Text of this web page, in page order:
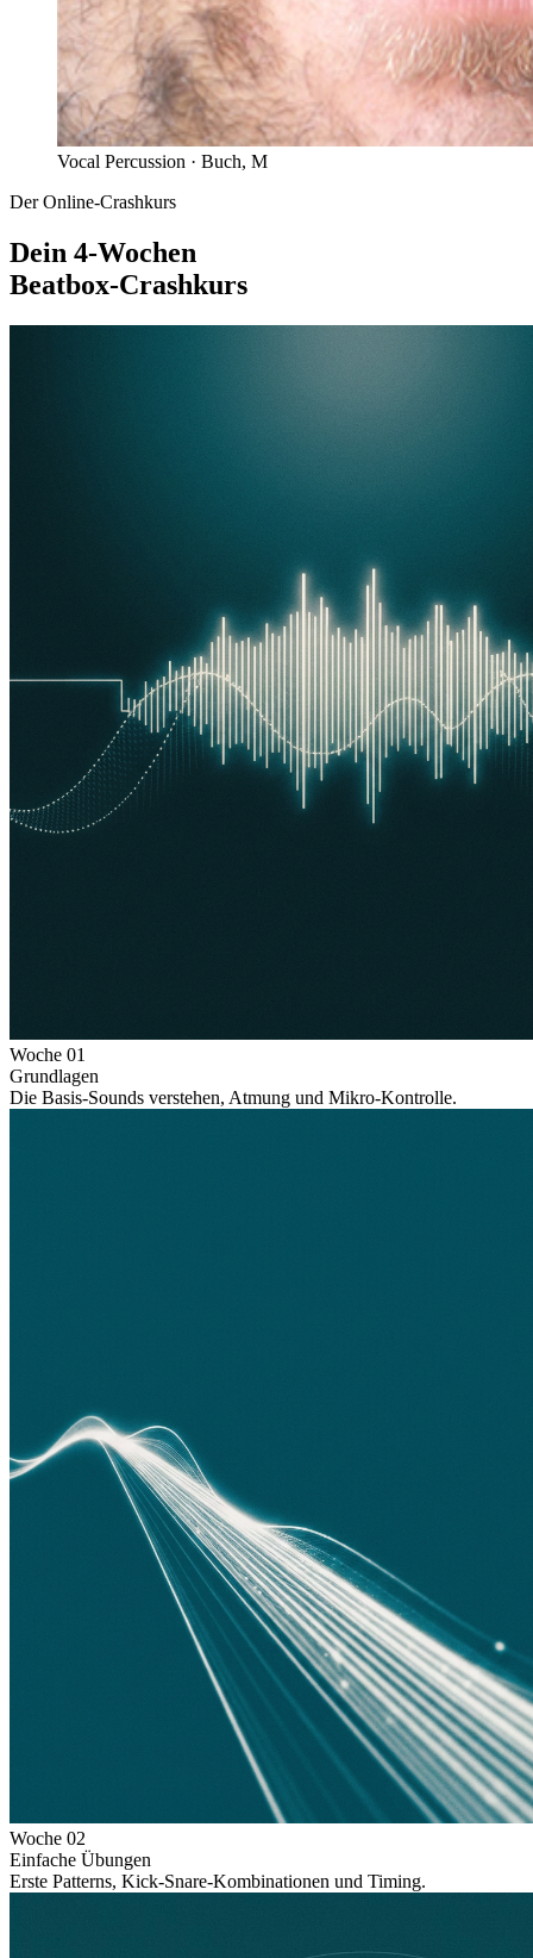
Vocal Percussion · Buch, M
Der Online-Crashkurs
Dein 4-Wochen
Beatbox-Crashkurs
Woche 01
Grundlagen
Die Basis-Sounds verstehen, Atmung und Mikro-Kontrolle.
Woche 02
Einfache Übungen
Erste Patterns, Kick-Snare-Kombinationen und Timing.